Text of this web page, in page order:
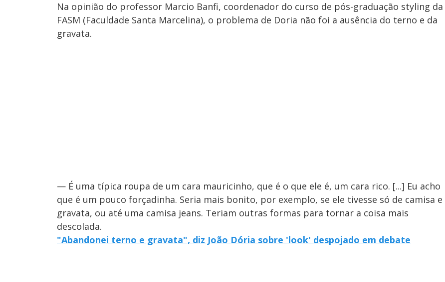
Na opinião do professor Marcio Banfi, coordenador do curso de pós-graduação styling da
FASM (Faculdade Santa Marcelina), o problema de Doria não foi a ausência do terno e da
gravata.
— É uma típica roupa de um cara mauricinho, que é o que ele é, um cara rico. [...] Eu acho
que é um pouco forçadinha. Seria mais bonito, por exemplo, se ele tivesse só de camisa e
gravata, ou até uma camisa jeans. Teriam outras formas para tornar a coisa mais
descolada.
"Abandonei terno e gravata", diz João Dória sobre 'look' despojado em debate